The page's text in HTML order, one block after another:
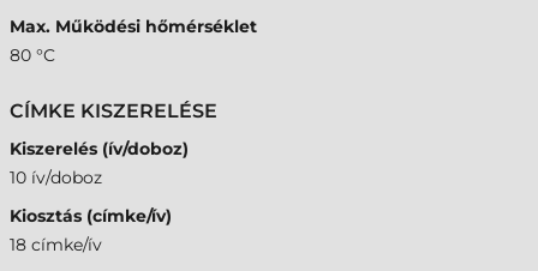
Max. Működési hőmérséklet
80 °C
CÍMKE KISZERELÉSE
Kiszerelés (ív/doboz)
10 ív/doboz
Kiosztás (címke/ív)
18 címke/ív